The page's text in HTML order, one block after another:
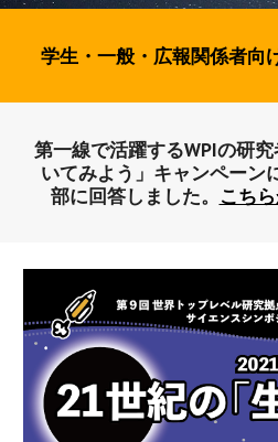
学生・一般・広報関係者向
第一線で活躍するWPIの研
いてみよう」キャンペーン
部に回答しました。 こち